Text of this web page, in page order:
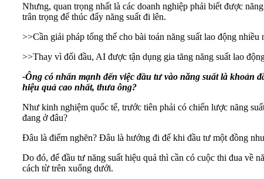
Nhưng, quan trọng nhất là các doanh nghiệp phải biết được
trân trọng để thúc đẩy năng suất đi lên.
>>Cần giải pháp tổng thể cho bài toán năng suất lao động
>>Thay vì đối đầu, AI được tận dụng gia tăng năng suất lao
-Ông có nhấn mạnh đến việc đầu tư vào năng suất là khoản
hiệu quả cao nhất, thưa ông?
Như kinh nghiệm quốc tế, trước tiên phải có chiến lược năng
đang ở đâu?
Đâu là điểm nghẽn? Đâu là hướng đi để khi đầu tư một đồng
Do đó, để đầu tư năng suất hiệu quả thì cần có cuộc thi đua về
cách từ trên xuống dưới.